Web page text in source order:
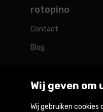
rotopino
Contact
Blog
Rotopino in de
Wij geven om
Wij gebruiken